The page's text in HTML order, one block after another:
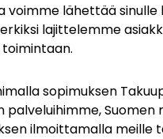
voimme lähettää sinulle
lajittelemme
toimintaan.
sopimuksen
palveluihimme,
ilmoittamalla meille